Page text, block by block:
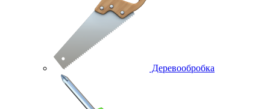
Деревообробка